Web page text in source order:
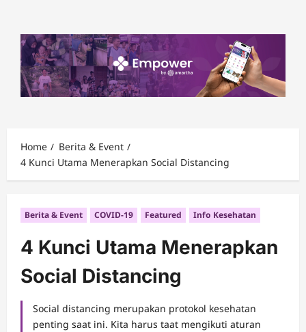
content
Home
Berita & Event
4 Kunci Utama Menerapkan Social Distancing
Berita & Event COVID-19 Featured Info Kesehatan
4 Kunci Utama Menerapkan
Social Distancing
Social distancing merupakan protokol kesehatan
penting saat ini. Kita harus taat mengikuti aturan